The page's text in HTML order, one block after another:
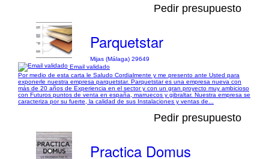
Pedir presupuesto
Parquetstar
Mijas (Málaga) 29649
Email validado
Por medio de esta carta le Saludo Cordialmente y me presento ante Usted para
exponerle nuestra empresa parquetstar. Parquetstar es una empresa nueva con
más de 20 años de Experiencia en el sector y con un gran proyecto muy ambicioso
con Futuros puntos de venta en españa, marruecos y gibraltar. Nuestra empresa se
caracteriza por su fuerte, la calidad de sus Instalaciones y ventas de...
Pedir presupuesto
Practica Domus